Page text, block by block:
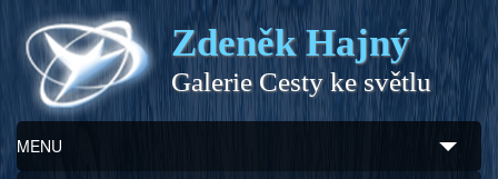
Zdeněk Hajný
Galerie Cesty ke světlu
MENU